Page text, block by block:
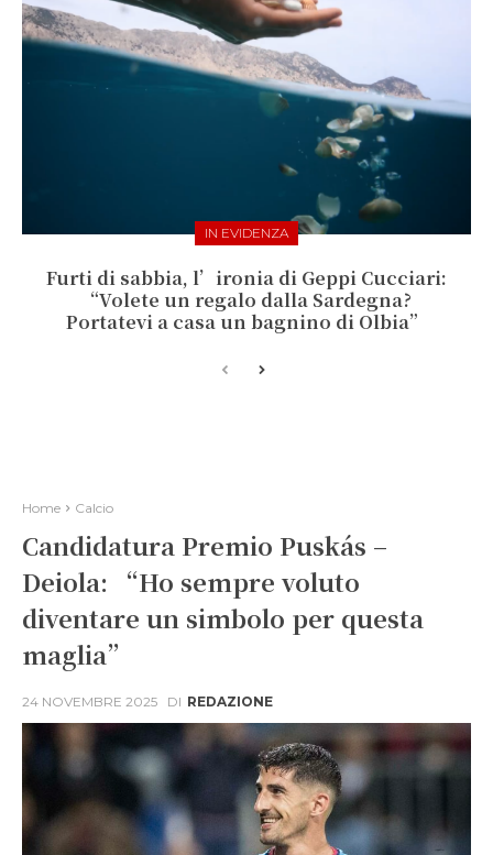
IN EVIDENZA
Furti di sabbia, l’ironia di Geppi Cucciari:
“Volete un regalo dalla Sardegna?
Portatevi a casa un bagnino di Olbia”